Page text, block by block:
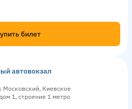
билет
автовокзал
Московский, Киевское
1, строение 1 метро